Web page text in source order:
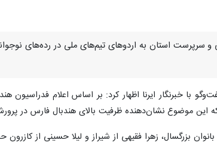
دعوت ۱۶ بازیکن، مربی و سرپرست استان به اردوهای تیم‌های ملی
این موضوع نشان‌دهنده ظرفیت بالای هندبال فارس در
بزرگسال، زهرا فقیهی از شیراز و لیلا حسینی از کازرون